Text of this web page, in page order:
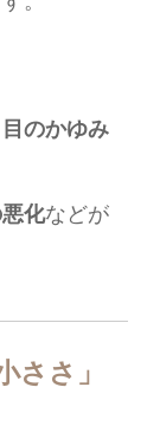
のかゆみ
化などが
ささ」